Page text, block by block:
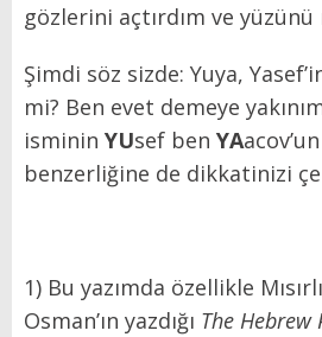
gözlerini açtırdım ve
Şimdi söz sizde: Yuya,
mi? Ben evet demeye
isminin YUsef ben YA
benzerliğine de dikkatinizi
1) Bu yazımda özellikle
Osman’ın yazdığı The Hebrew